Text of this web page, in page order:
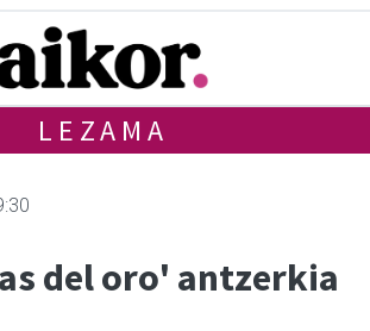
LEZAMA
del oro' antzerkia